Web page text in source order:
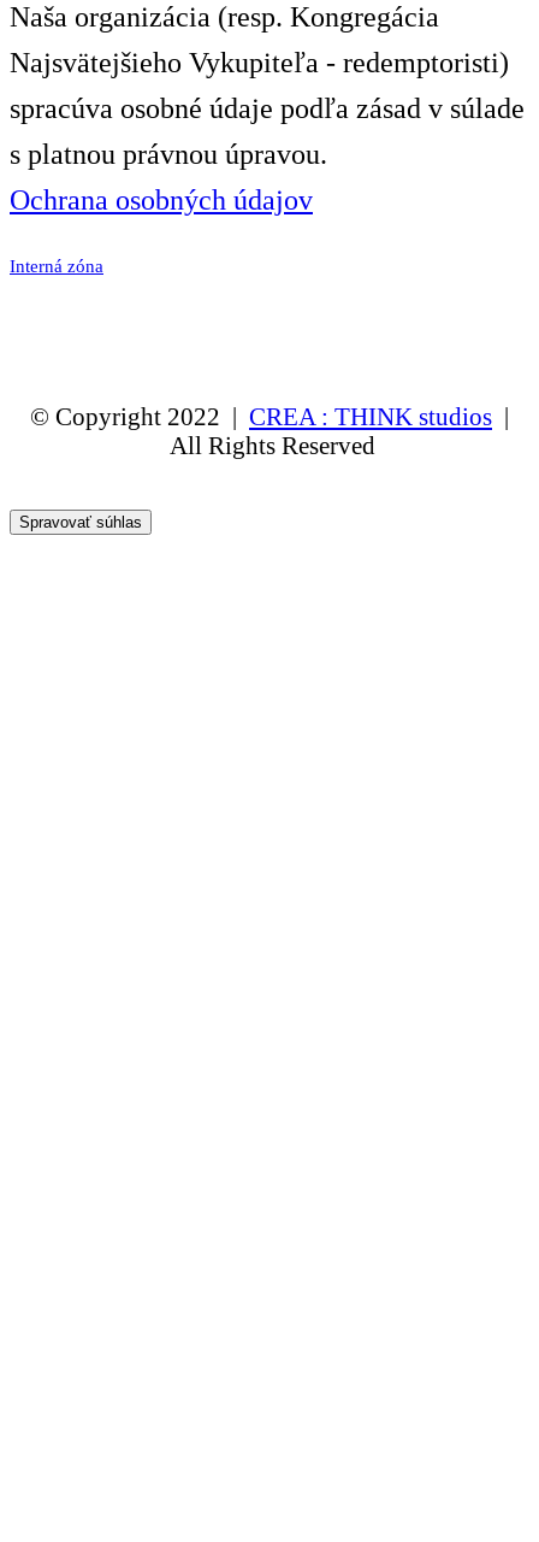
Naša organizácia (resp. Kongregácia
Najsvätejšieho Vykupiteľa - redemptoristi)
spracúva osobné údaje podľa zásad v súlade
s platnou právnou úpravou.
Ochrana osobných údajov
Interná zóna
© Copyright 2022 | CREA : THINK studios |
All Rights Reserved
Spravovať súhlas